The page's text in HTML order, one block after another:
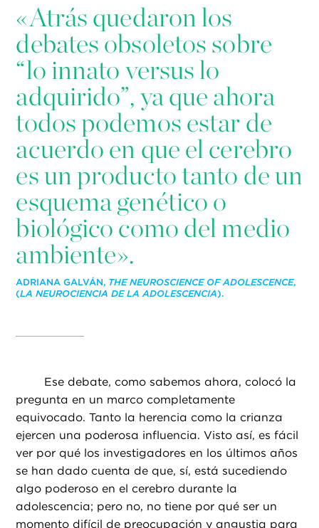
«Atrás quedaron los
debates obsoletos sobre
“lo innato versus lo
adquirido”, ya que ahora
todos podemos estar de
acuerdo en que el cerebro
es un producto tanto de un
esquema genético o
biológico como del medio
ambiente».
ADRIANA GALVÁN, THE NEUROSCIENCE OF ADOLESCENCE,
(LA NEUROCIENCIA DE LA ADOLESCENCIA).
Ese debate, como sabemos ahora, colocó la
pregunta en un marco completamente
equivocado. Tanto la herencia como la crianza
ejercen una poderosa influencia. Visto así, es fácil
ver por qué los investigadores en los últimos años
se han dado cuenta de que, sí, está sucediendo
algo poderoso en el cerebro durante la
adolescencia; pero no, no tiene por qué ser un
momento difícil de preocupación y angustia para